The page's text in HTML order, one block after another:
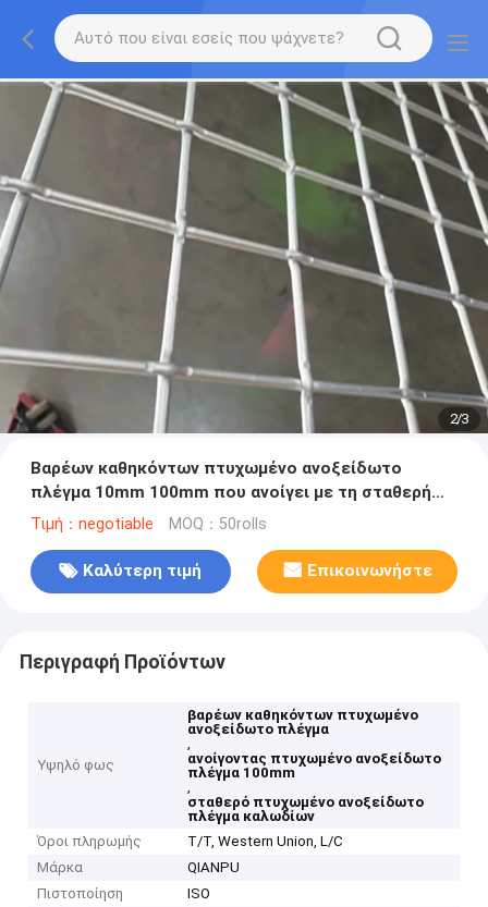
2/3
Βαρέων καθηκόντων πτυχωμένο ανοξείδωτο
πλέγμα 10mm 100mm που ανοίγει με τη σταθερή
δομή
Τιμή：negotiable MOQ：50rolls
Καλύτερη τιμή Επικοινωνήστε
Περιγραφή Προϊόντων
Υψηλό φως
βαρέων καθηκόντων πτυχωμένο
ανοξείδωτο πλέγμα
,
ανοίγοντας πτυχωμένο ανοξείδωτο
πλέγμα 100mm
,
σταθερό πτυχωμένο ανοξείδωτο
πλέγμα καλωδίων
Όροι πληρωμής
T/T, Western Union, L/C
Μάρκα
QIANPU
Πιστοποίηση
ISO